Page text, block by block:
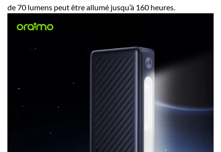
de 70 lumens peut être allumé jusqu’à 160 heures.